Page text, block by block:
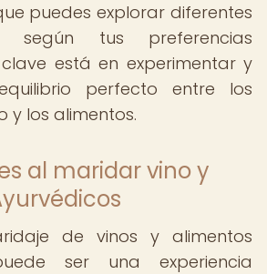
puedes explorar diferentes
según tus preferencias
está en experimentar y
perfecto entre los
y los alimentos.
al maridar vino y
de vinos y alimentos
ser una experiencia